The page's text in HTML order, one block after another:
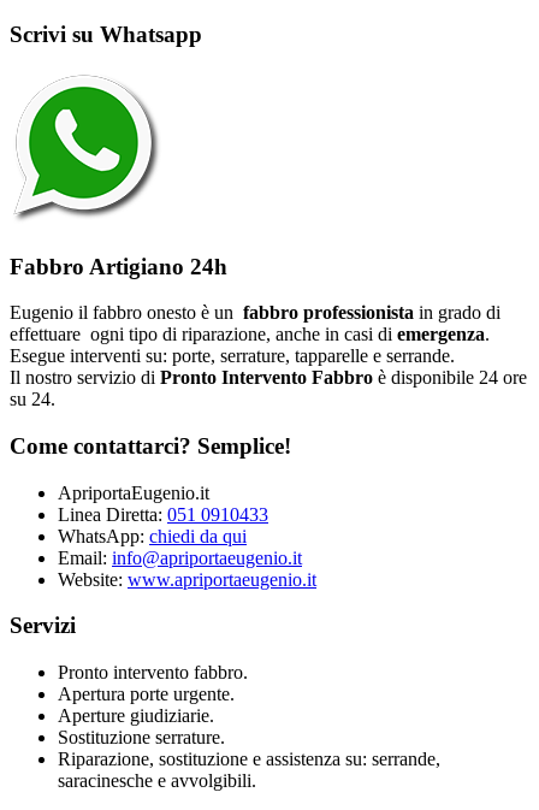
Scrivi su Whatsapp
Fabbro Artigiano 24h
Eugenio il fabbro onesto è un fabbro professionista in grado di
effettuare ogni tipo di riparazione, anche in casi di emergenza.
Esegue interventi su: porte, serrature, tapparelle e serrande.
Il nostro servizio di Pronto Intervento Fabbro è disponibile 24 ore
su 24.
Come contattarci? Semplice!
ApriportaEugenio.it
Linea Diretta: 051 0910433
WhatsApp: chiedi da qui
Email: info@apriportaeugenio.it
Website: www.apriportaeugenio.it
Servizi
Pronto intervento fabbro.
Apertura porte urgente.
Aperture giudiziarie.
Sostituzione serrature.
Riparazione, sostituzione e assistenza su: serrande,
saracinesche e avvolgibili.